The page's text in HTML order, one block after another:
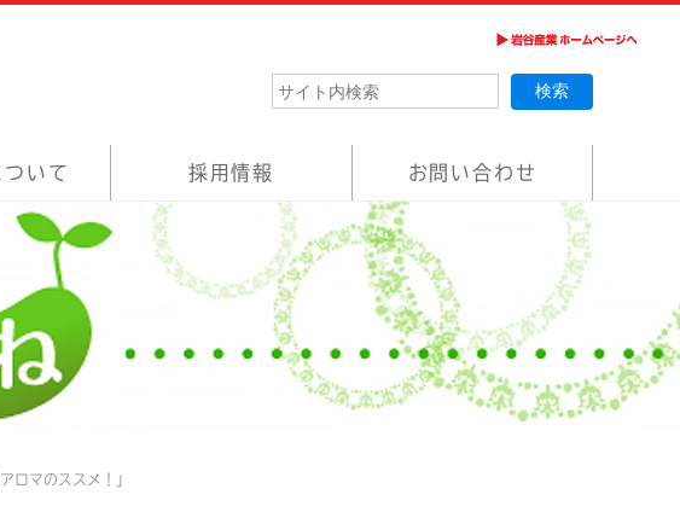
ついて 採用情報 お問い合わせ
マのススメ！」